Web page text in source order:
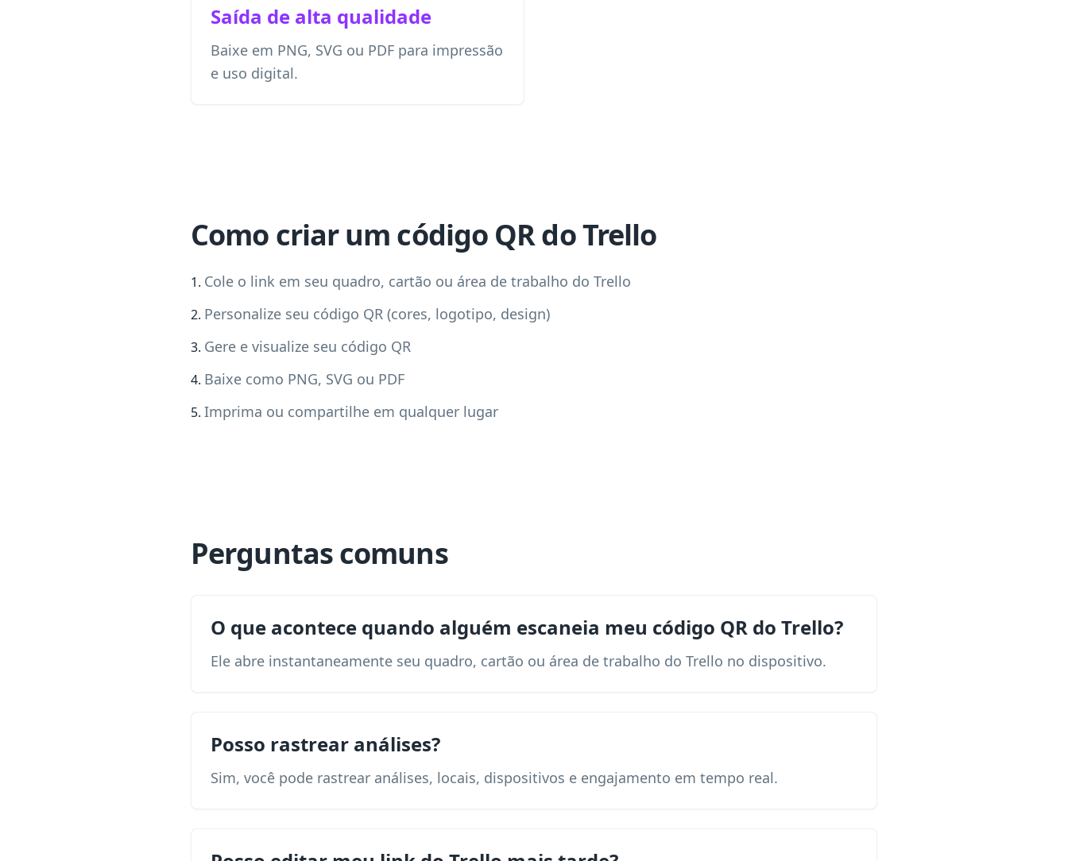
Saída de alta qualidade
Baixe em PNG, SVG ou PDF para impressão
e uso digital.
Como criar um código QR do Trello
Cole o link em seu quadro, cartão ou área de trabalho do Trello
Personalize seu código QR (cores, logotipo, design)
Gere e visualize seu código QR
Baixe como PNG, SVG ou PDF
Imprima ou compartilhe em qualquer lugar
Perguntas comuns
O que acontece quando alguém escaneia meu código QR do Trello?
Ele abre instantaneamente seu quadro, cartão ou área de trabalho do Trello no dispositivo.
Posso rastrear análises?
Sim, você pode rastrear análises, locais, dispositivos e engajamento em tempo real.